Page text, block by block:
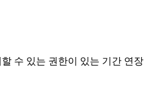
수 있는 권한이 있는 기간 연장